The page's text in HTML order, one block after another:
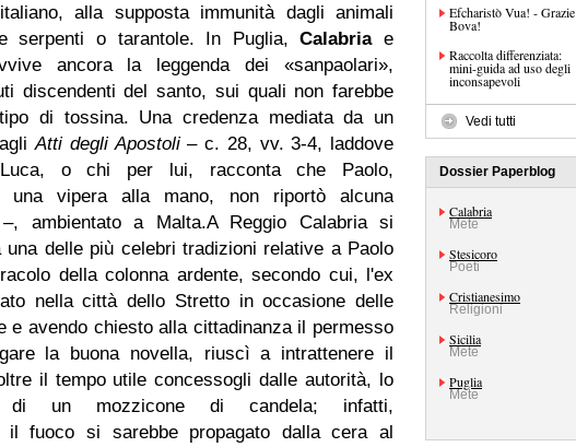
alla supposta immunità dagli animali
serpenti o tarantole. In Puglia,Calabriae
ancora la leggenda dei «sanpaolari»,
discendenti del santo, sui quali non farebbe
di tossina. Una credenza mediata da un
Atti degli Apostoli – c. 28, vv. 3-4, laddove
Luca, o chi per lui, racconta che Paolo,
una vipera alla mano, non riportò alcuna
–, ambientato a Malta.A Reggio Calabria si
una delle più celebri tradizioni relative a Paolo
della colonna ardente, secondo cui, l'ex
nella città dello Stretto in occasione delle
e avendo chiesto alla cittadinanza il permesso
la buona novella, riuscì a intrattenere il
il tempo utile concessogli dalle autorità, lo
di un mozzicone di candela; infatti,
il fuoco si sarebbe propagato dalla cera al
Efcharistò Vua! - Grazie
Bova!
Raccolta differenziata:
mini-guida ad uso degli
inconsapevoli
Vedi tutti
Dossier Paperblog
Calabria
Mete
Stesicoro
Poeti
Cristianesimo
Religioni
Sicilia
Mete
Puglia
Mete